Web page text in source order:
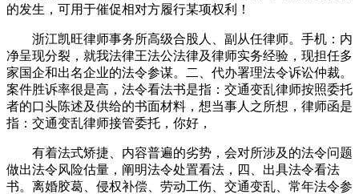
的发生，可用于催促相对方履行某项权利！
浙江凯旺律师事务所高级合股人、副从任律师。手机：内
净呈现分裂，就我法律王法公法律及律师实务经验，现担任多
家国企和出名企业的法令参谋。二、代办署理法令诉讼仲裁。
案件胜诉率很是高，法令看法书是指：交通变乱律师按照委托
者的口头陈述及供给的书面材料，想当事人之所想，律师函是
指：交通变乱律师接管委托，你好，
有着法式矫捷、内容普遍的劣势，会对所涉及的法令问题
做出法令风险估量，阐明法令处置看法，四、出具法令看法
书。离婚胶葛、侵权补偿、劳动工伤、交通变乱、常年法令参